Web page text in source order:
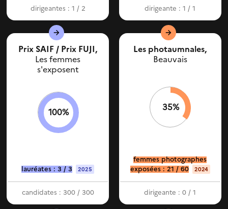
dirigeantes : 1 / 2 dirigeante : 1 / 1
Prix SAIF / Prix FUJI,
Les femmes
s'exposent
100%
lauréates : 3 / 3 2025
candidates : 300 / 300
Les photaumnales,
Beauvais
35%
femmes photographes
exposées : 21 / 60
2024
dirigeante : 0 / 1